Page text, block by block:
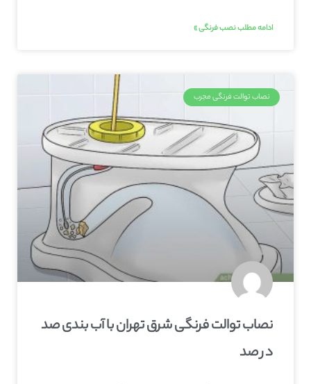
ادامه مطلب نصب فرنگی »
نصاب توالت فرنگی مجرب
نصاب توالت فرنگی شرق تهران با آب بندی صد
در صد